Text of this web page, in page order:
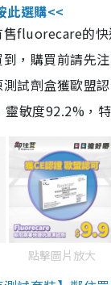
此選購<<
fluorecare的
，購買前請先
試劑盒獲歐盟
敏度92.2%，
點擊圖片放大